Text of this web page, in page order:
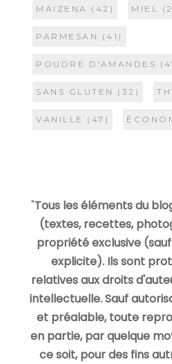
MAIZENA (42) MIEL
PARMESAN (41)
POUDRE D'AMANDES
SANS GLUTEN (32)
VANILLE (47)
"Tous les éléments du blog
(textes, recettes,
propriété exclusive
explicite). Ils sont
relatives aux droits
intellectuelle. Sauf
et préalable, toute
en partie, par quelque
ce soit, pour des fins